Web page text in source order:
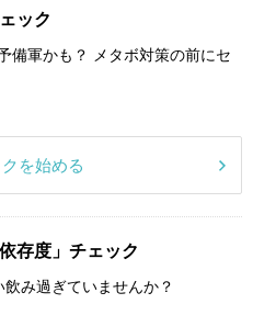
ック
備軍かも？ メタボ対策の前にセ
を始める
存度」チェック
み過ぎていませんか？